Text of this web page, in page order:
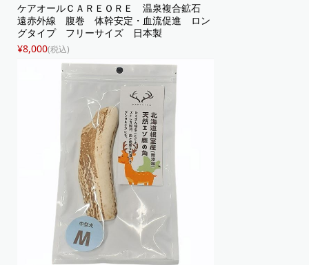
ケアオールＣＡＲＥＯＲＥ 温泉複合鉱石
遠赤外線 腹巻 体幹安定・血流促進 ロン
グタイプ フリーサイズ 日本製
¥8,000(税込)